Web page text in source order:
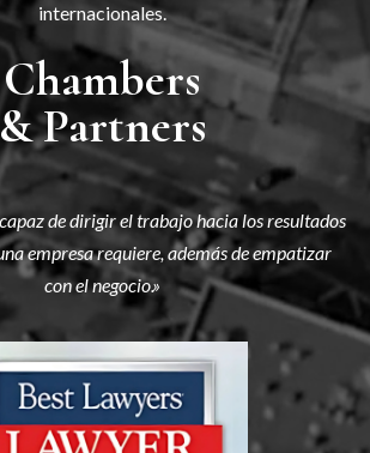
internacionales.
Chambers
Partners
de dirigir el trabajo hacia los resultados
empresa requiere, además de empatizar
con el negocio.»